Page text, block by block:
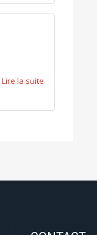
Lire la suite